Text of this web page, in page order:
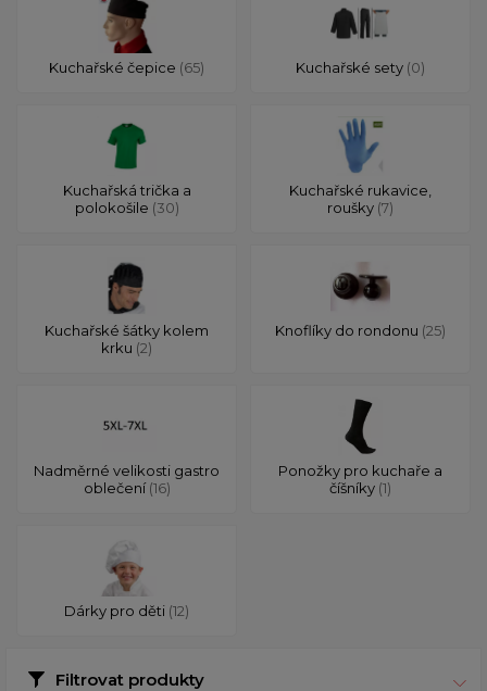
Kuchařské čepice (65) Kuchařské sety (0)
Kuchařská trička a
polokošile (30)
Kuchařské rukavice,
roušky (7)
Kuchařské šátky kolem
krku (2)
Knoflíky do rondonu (25)
Nadměrné velikosti gastro
oblečení(16)
Ponožky pro kuchaře a
číšníky (1)
Dárky pro děti (12)
Filtrovat produkty